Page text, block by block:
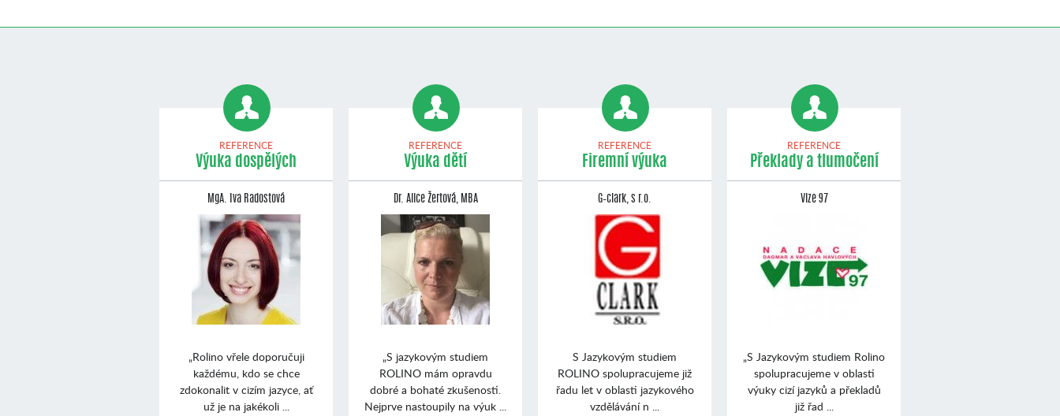
REFERENCE
Výuka dospělých
MgA. Iva Radostová
„Rolino vřele doporučuji
každému, kdo se chce
zdokonalit v cizím jazyce, ať
už je na jakékoli ...
REFERENCE
Výuka dětí
Dr. Alice Žertová, MBA
„S jazykovým studiem
ROLINO mám opravdu
dobré a bohaté zkušenosti.
Nejprve nastoupily na výuk ...
REFERENCE
Firemní výuka
G–clark, s r.o.
S Jazykovým studiem
ROLINO spolupracujeme již
řadu let v oblasti jazykového
vzdělávání n ...
REFERENCE
Překlady a tlumočení
Vize 97
„S Jazykovým studiem Rolino
spolupracujeme v oblasti
výuky cizí jazyků a překladů
již řad ...